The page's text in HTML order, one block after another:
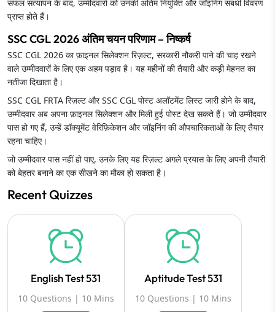
सफल सत्यापन के बाद, उम्मीदवारों को उनकी अंतिम नियुक्ति और जॉइनिंग संबंधी विवरण
प्राप्त होते हैं।
SSC CGL 2026 अंतिम चयन परिणाम – निष्कर्ष
SSC CGL 2026 का फ़ाइनल सिलेक्शन रिज़ल्ट, सरकारी नौकरी पाने की चाह रखने
वाले उम्मीदवारों के लिए एक अहम पड़ाव है। यह महीनों की तैयारी और कड़ी मेहनत का
नतीजा दिखाता है।
SSC CGL FRTA रिज़ल्ट और SSC CGL पोस्ट अलॉटमेंट लिस्ट जारी होने के बाद,
उम्मीदवार अब अपना फ़ाइनल सिलेक्शन और मिली हुई पोस्ट देख सकते हैं। जो उम्मीदवार
पास हो गए हैं, उन्हें डॉक्यूमेंट वेरिफ़िकेशन और जॉइनिंग की औपचारिकताओं के लिए तैयार
रहना चाहिए।
जो उम्मीदवार पास नहीं हो पाए, उनके लिए यह रिज़ल्ट अगले प्रयास के लिए अपनी तैयारी
को बेहतर बनाने का एक सीखने का मौका हो सकता है।
Recent Quizzes
English Test 531
10 Questions | 10 Mins
Aptitude Test 531
10 Questions | 10 Mins